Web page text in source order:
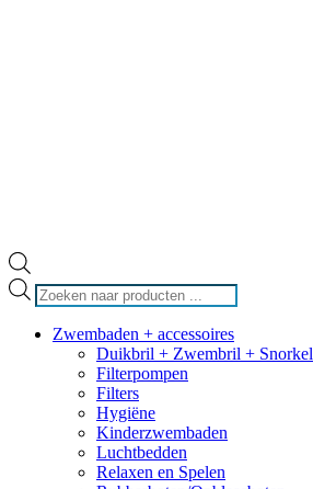
Producten
zoeken
Zwembaden + accessoires
Duikbril + Zwembril + Snorkel
Filterpompen
Filters
Hygiëne
Kinderzwembaden
Luchtbedden
Relaxen en Spelen